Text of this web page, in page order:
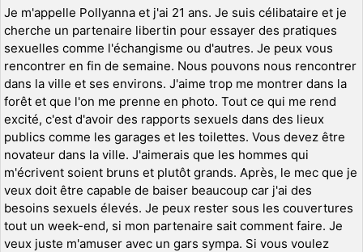
Je m'appelle Pollyanna et j'ai 21 ans. Je suis célibataire et je
cherche un partenaire libertin pour essayer des pratiques
sexuelles comme l'échangisme ou d'autres. Je peux vous
rencontrer en fin de semaine. Nous pouvons nous rencontrer
dans la ville et ses environs. J'aime trop me montrer dans la
forêt et que l'on me prenne en photo. Tout ce qui me rend
excité, c'est d'avoir des rapports sexuels dans des lieux
publics comme les garages et les toilettes. Vous devez être
novateur dans la ville. J'aimerais que les hommes qui
m'écrivent soient bruns et plutôt grands. Après, le mec que je
veux doit être capable de baiser beaucoup car j'ai des
besoins sexuels élevés. Je peux rester sous les couvertures
tout un week-end, si mon partenaire sait comment faire. Je
veux juste m'amuser avec un gars sympa. Si vous voulez